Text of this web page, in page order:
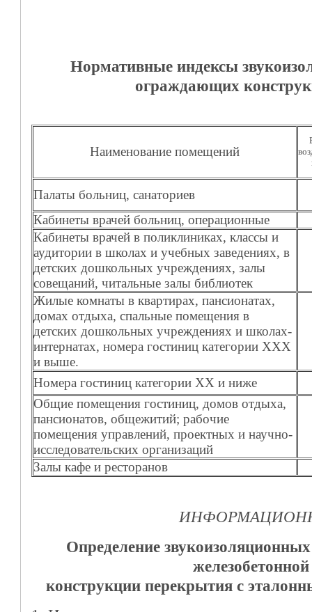
Нормативные индексы
ограждающих
Наименование помещений
Палаты больниц, санаториев
Кабинеты врачей больниц, операционные
Кабинеты врачей в поликлиниках, классы и
аудитории в школах и учебных заведениях, в
детских дошкольных учреждениях, залы
совещаний, читальные залы библиотек
Жилые комнаты в квартирах, пансионатах,
домах отдыха, спальные помещения в
детских дошкольных учреждениях и школах-
интернатах, номера гостиниц категории ХХХ
и выше.
Номера гостиниц категории ХХ и ниже
Общие помещения гостиниц, домов отдыха,
пансионатов, общежитий; рабочие
помещения управлений, проектных и научно-
исследовательских организаций
Залы кафе и ресторанов
Определение
железобетонной
конструкции перекрытия с